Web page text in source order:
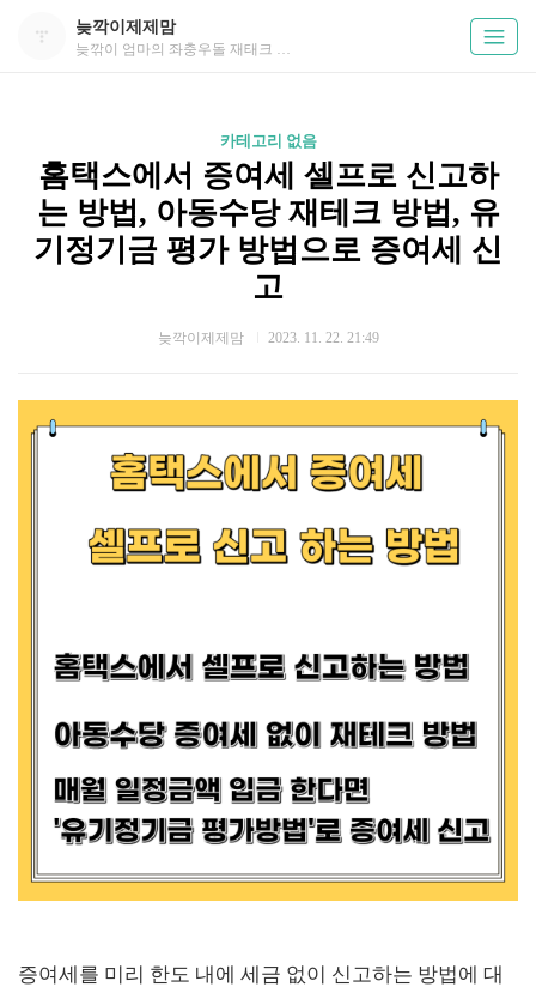
늦깍이제제맘
늦깎이 엄마의 좌충우돌 재태크 성공기
카테고리 없음
홈택스에서 증여세 셀프로 신고하
는 방법, 아동수당 재테크 방법, 유
기정기금 평가 방법으로 증여세 신
고
늦깍이제제맘 2023. 11. 22. 21:49
증여세를 미리 한도 내에 세금 없이 신고하는 방법에 대